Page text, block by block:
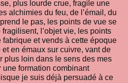
plus lourde crue, fragile une
alchimies du feu, de l’émail, du
le pas, les points de vue se
l’objet vie, les points
fabrique et vends à cette époque
en émaux sur cuivre, vant de
plus loin dans le sens des mes
une formation combinant
je suis déjà persuadé à ce